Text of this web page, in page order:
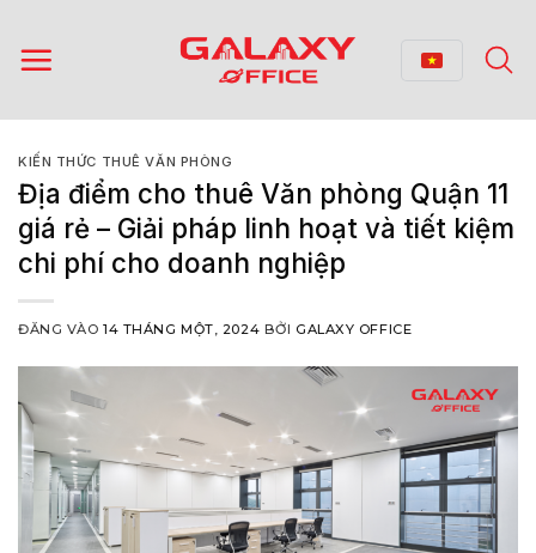
qua
nội
KIẾN THỨC THUÊ VĂN PHÒNG
Địa điểm cho thuê Văn phòng Quận 11
giá rẻ – Giải pháp linh hoạt và tiết kiệm
chi phí cho doanh nghiệp
ĐĂNG VÀO14 THÁNG MỘT, 2024 BỞI GALAXY OFFICE